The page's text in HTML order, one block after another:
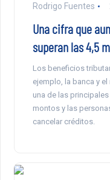
Rodrigo Fuentes
Una cifra que
superan las 4,5
Los beneficios
ejemplo, la banca y
una de las
montos y las
cancelar créditos.